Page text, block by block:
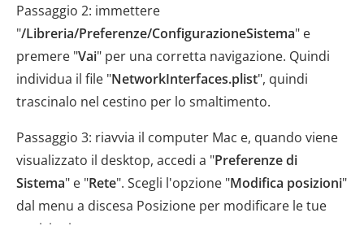
Passaggio 2: immettere
"/Libreria/Preferenze/ConfigurazioneSistema" e
premere "Vai" per una corretta navigazione. Quindi
individua il file "NetworkInterfaces.plist", quindi
trascinalo nel cestino per lo smaltimento.
Passaggio 3: riavvia il computer Mac e, quando viene
visualizzato il desktop, accedi a "Preferenze di
Sistema" e "Rete". Scegli l'opzione "Modifica posizioni"
dal menu a discesa Posizione per modificare le tue